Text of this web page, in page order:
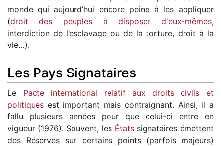
monde qui aujourd’hui encore peine à les appliquer
(droit des peuples à disposer d'eux-mêmes,
interdiction de l’esclavage ou de la torture, droit à la
vie…).
Les Pays Signataires
Le Pacte international relatif aux droits civils et
politiques est important mais contraignant. Ainsi, il a
fallu plusieurs années pour que celui-ci entre en
vigueur (1976). Souvent, les Étatssignataires émettent
des Réserves sur certains points (parfois majeurs)